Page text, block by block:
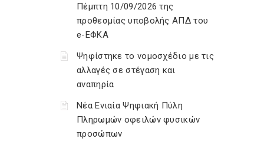
Πέμπτη 10/09/2026 της
προθεσμίας υποβολής ΑΠΔ του
e-ΕΦΚΑ
Ψηφίστηκε το νομοσχέδιο με τις
αλλαγές σε στέγαση και
αναπηρία
Νέα Ενιαία Ψηφιακή Πύλη
Πληρωμών οφειλών φυσικών
προσώπων